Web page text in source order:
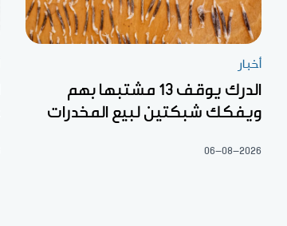
أخبار
الدرك يوقف 13 مشتبها بهم
ويفكك شبكتين لبيع المخدرات
06-08-2026